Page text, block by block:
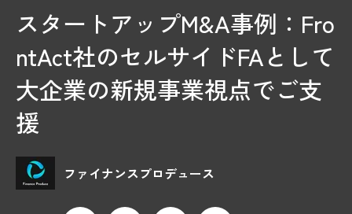
スタートアップM&A事例：Fro
ntAct社のセルサイドFAとして
大企業の新規事業視点でご支
援
ファイナンスプロデュース